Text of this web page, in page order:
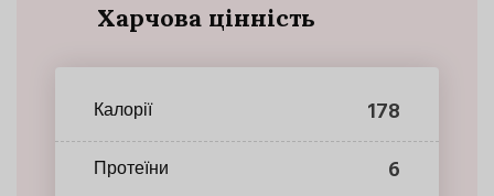
Харчова цінність
Калорії 178
Протеїни 6